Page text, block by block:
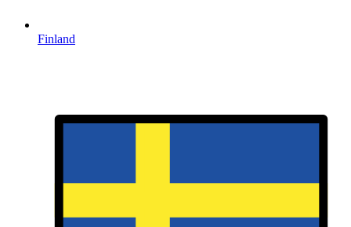
Finland